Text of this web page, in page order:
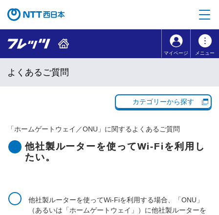
コンテンツのリンクナビゲーションへ移動
マイページ メニュー
よくあるご質問
カテゴリーから探す
「ホームゲートウェイ／ONU 」に関するよくあるご質問
他社製ルーターを使ってWi-Fiを利用し
たい。
他社製ルーターを使ってWi-Fiを利用する場合、「ONU」
（あるいは「ホームゲートウェイ」）に他社製ルーターを